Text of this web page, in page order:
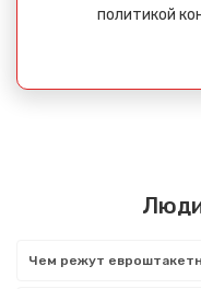
политикой
Чем режут